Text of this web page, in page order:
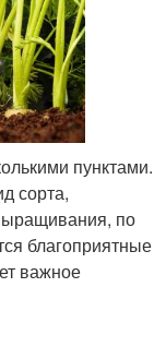
пунктами.
сорта,
по
благоприятные
важное